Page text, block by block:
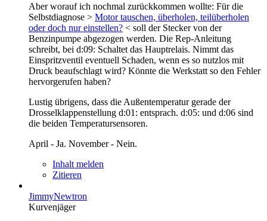
Aber worauf ich nochmal zurückkommen wollte: Für die
Selbstdiagnose > Motor tauschen, überholen, teilüberholen
oder doch nur einstellen? < soll der Stecker von der
Benzinpumpe abgezogen werden. Die Rep-Anleitung
schreibt, bei d:09: Schaltet das Hauptrelais. Nimmt das
Einspritzventil eventuell Schaden, wenn es so nutzlos mit
Druck beaufschlagt wird? Könnte die Werkstatt so den Fehler
hervorgerufen haben?
Lustig übrigens, dass die Außentemperatur gerade der
Drosselklappenstellung d:01: entsprach. d:05: und d:06 sind
die beiden Temperatursensoren.
April - Ja. November - Nein.
Inhalt melden
Zitieren
JimmyNewtron
Kurvenjäger